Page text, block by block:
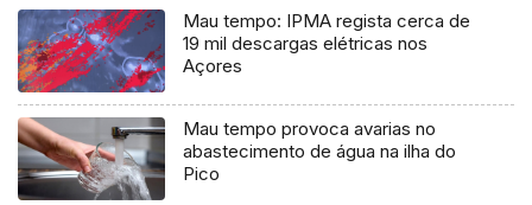
Mau tempo: IPMA regista cerca de
19 mil descargas elétricas nos
Açores
Mau tempo provoca avarias no
abastecimento de água na ilha do
Pico